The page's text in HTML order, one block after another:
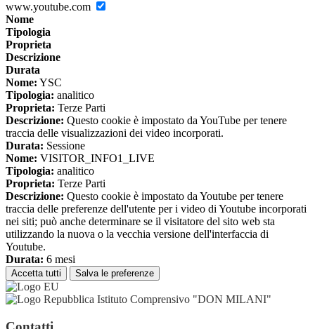
www.youtube.com
Nome
Tipologia
Proprieta
Descrizione
Durata
Nome: YSC
Tipologia: analitico
Proprieta: Terze Parti
Descrizione: Questo cookie è impostato da YouTube per tenere
traccia delle visualizzazioni dei video incorporati.
Durata: Sessione
Nome: VISITOR_INFO1_LIVE
Tipologia: analitico
Proprieta: Terze Parti
Descrizione: Questo cookie è impostato da Youtube per tenere
traccia delle preferenze dell'utente per i video di Youtube incorporati
nei siti; può anche determinare se il visitatore del sito web sta
utilizzando la nuova o la vecchia versione dell'interfaccia di
Youtube.
Durata: 6 mesi
Accetta tutti Salva le preferenze
Istituto Comprensivo "DON MILANI"